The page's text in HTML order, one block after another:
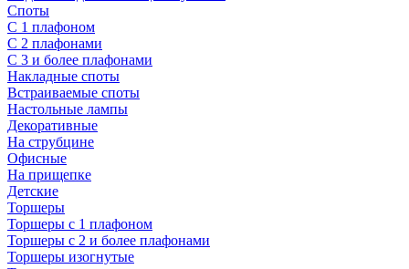
Споты
С 1 плафоном
С 2 плафонами
С 3 и более плафонами
Накладные споты
Встраиваемые споты
Настольные лампы
Декоративные
На струбцине
Офисные
На прищепке
Детские
Торшеры
Торшеры с 1 плафоном
Торшеры с 2 и более плафонами
Торшеры изогнутые